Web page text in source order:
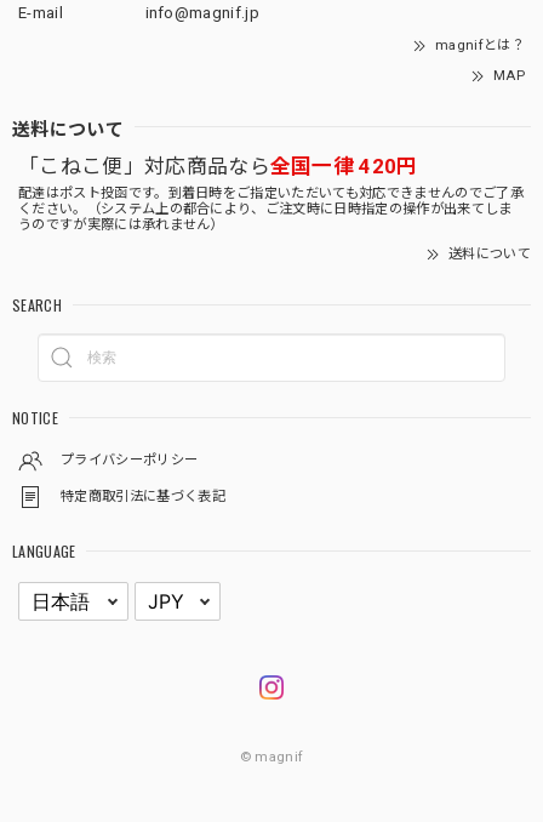
E-mail
info@magnif.jp
magnifとは？
MAP
送料について
「こねこ便」対応商品なら全国一律 420円
配達はポスト投函です。到着日時をご指定いただいても対応できませんのでご了承
ください。（システム上の都合により、ご注文時に日時指定の操作が出来てしま
うのですが実際には承れません）
送料について
SEARCH
NOTICE
プライバシーポリシー
特定商取引法に基づく表記
LANGUAGE
© magnif